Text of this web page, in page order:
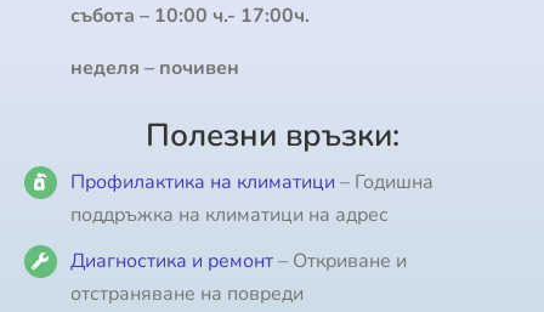
събота – 10:00 ч.- 17:00ч.
неделя – почивен
Полезни връзки:
Профилактика на климатици – Годишна
поддръжка на климатици на адрес
Диагностика и ремонт– Откриване и
отстраняване на повреди